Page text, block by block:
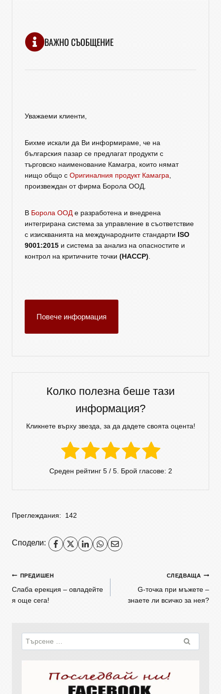
ВАЖНО СЪОБЩЕНИЕ
Уважаеми клиенти,
Бихме искали да Ви информираме, че на
българския пазар се предлагат продукти с
търговско наименование Камагра, които нямат
нищо общо с Оригиналния продукт Камагра,
произвеждан от фирма Борола ООД.
В Борола ООДе разработена и внедрена
интегрирана система за управление в съответствие
с изискванията на международните стандарти ISO
9001:2015 и система за анализ на опасностите и
контрол на критичните точки (HACCP).
Повече информация
Колко полезна беше тази
информация?
Кликнете върху звезда, за да дадете своята оцента!
Среден рейтинг 5/ 5. Брой гласове: 2
Преглеждания: 142
Сподели:
ПРЕДИШЕН
Слаба ерекция – овладейте
я още сега!
СЛЕДВАЩА
G-точка при мъжете –
знаете ли всичко за нея?